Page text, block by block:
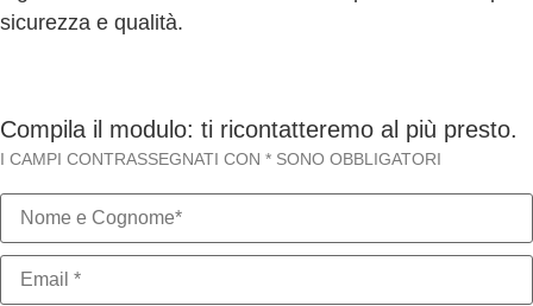
sicurezza e qualità.
Compila il modulo: ti ricontatteremo al più presto.
I CAMPI CONTRASSEGNATI CON * SONO OBBLIGATORI